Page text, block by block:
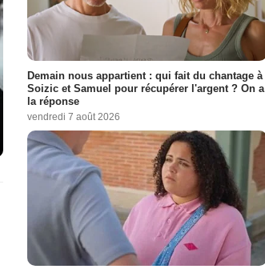
Demain nous appartient : qui fait du chantage à
Soizic et Samuel pour récupérer l'argent ? On a
la réponse
vendredi 7 août 2026